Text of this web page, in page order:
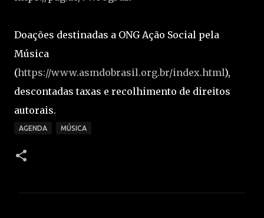
Doações destinadas a ONG Ação Social pela
Música
(https://www.asmdobrasil.org.br/index.html),
descontadas taxas e recolhimento de direitos
autorais.
AGENDA MÚSICA